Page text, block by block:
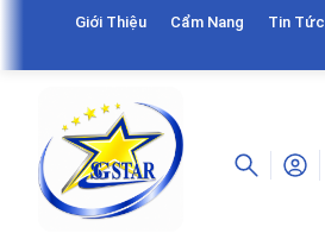
Giới Thiệu Cẩm Nang Tin Tức